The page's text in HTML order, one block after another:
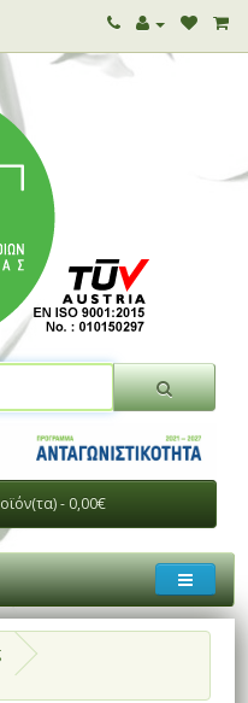
- 0,00€